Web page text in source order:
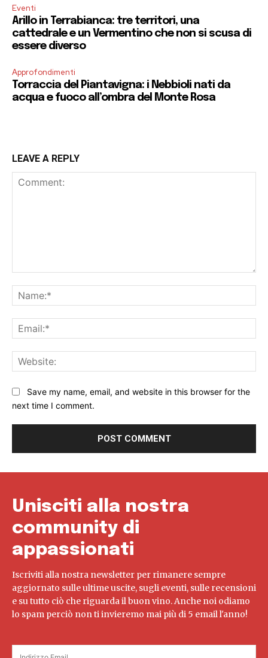
Eventi
Arillo in Terrabianca: tre territori, una
cattedrale e un Vermentino che non si scusa di
essere diverso
Approfondimenti
Torraccia del Piantavigna: i Nebbioli nati da
acqua e fuoco all’ombra del Monte Rosa
LEAVE A REPLY
Save my name, email, and website in this browser for the
next time I comment.
Unisciti alla nostra
community di
appassionati
Iscriviti alla nostra newsletter per rimanere sempre
aggiornato sulle ultime uscite, sugli eventi, sulle recensioni
e su tutto ciò che riguarda il buon vino. Anche noi odiamo
lo spam perciò non ti invieremo mai più di 5 email l'anno!